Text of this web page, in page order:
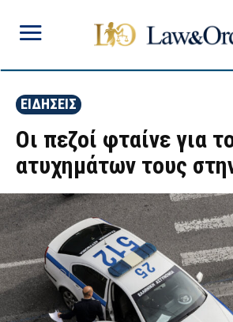
ΕΙΔΗΣΕΙΣ
Οι πεζοί φταίνε για
ατυχημάτων τους